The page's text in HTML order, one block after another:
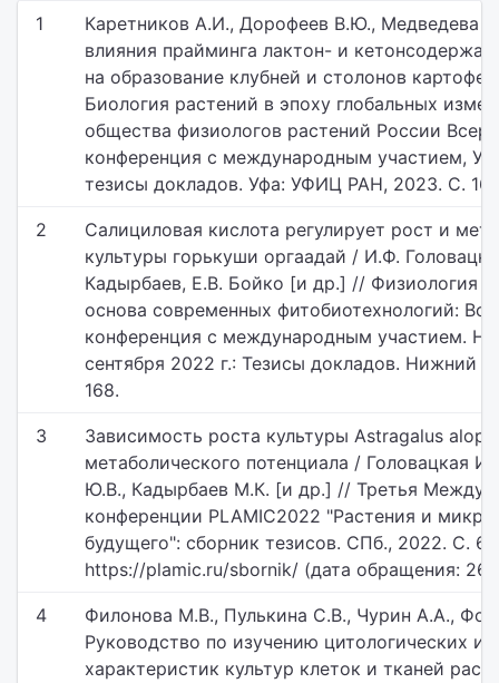
1
Каретников А.И., Дорофеев В.Ю., Медведева
влияния прайминга лактон- и
на образование клубней и столонов
Биология растений в эпоху глобальных
общества физиологов растений России
конференция с международным участием,
тезисы докладов. Уфа: УФИЦ РАН, 2023. С.
2
Салициловая кислота регулирует рост и
культуры горькуши оргаадай / И.Ф.
Кадырбаев, Е.В. Бойко [и др.] // Физиология
основа современных фитобиотехнологий:
конференция с международным участием.
сентября 2022 г.: Тезисы докладов. Нижний
168.
3
Зависимость роста культуры Astragalus
метаболического потенциала / Головацкая
Ю.В., Кадырбаев М.К. [и др.] // Третья
конференции PLAMIC2022 "Растения и
будущего": сборник тезисов. СПб., 2022. С.
https://plamic.ru/sbornik/ (дата обращения:
4
Филонова М.В., Пулькина С.В., Чурин А.А.,
Руководство по изучению цитологических и
характеристик культур клеток и тканей